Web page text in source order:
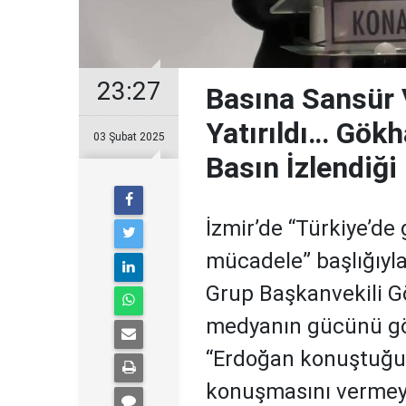
23:27
03 Şubat 2025
Basına
Yatırıldı…
Basın İzlendiği
İzmir’de
mücadele”
Grup Başkanvekili
medyanın gücünü
“Erdoğan
konuşmasını